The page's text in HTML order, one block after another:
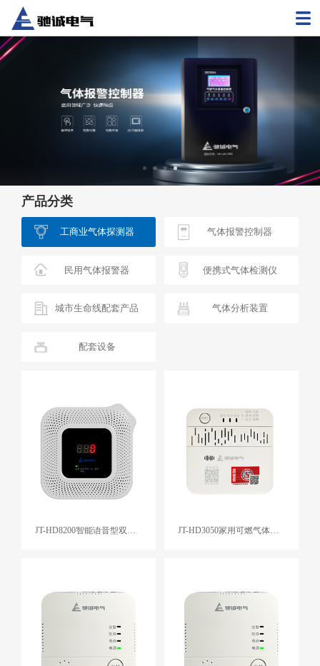
产品分类
工商业气体探测器 气体报警控制器
民用气体报警器 便携式气体检测仪
城市生命线配套产品 气体分析装置
配套设备
JT-HD8200智能语音型双气体报警器 JT-HD3050家用可燃气体探测器